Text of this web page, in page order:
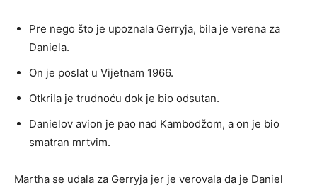
Pre nego što je upoznala Gerryja, bila je verena za
Daniela.
On je poslat u Vijetnam 1966.
Otkrila je trudnoću dok je bio odsutan.
Danielov avion je pao nad Kambodžom, a on je bio
smatran mrtvim.
Martha se udala za Gerryja jer je verovala da je Daniel